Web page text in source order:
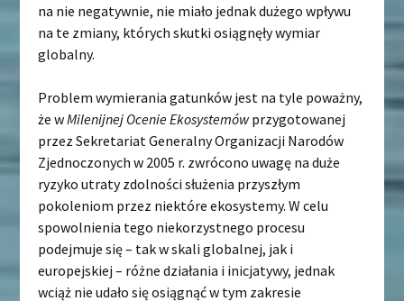
na nie negatywnie, nie miało jednak dużego wpływu
na te zmiany, których skutki osiągnęły wymiar
globalny.
Problem wymierania gatunków jest na tyle poważny,
że wMilenijnej Ocenie Ekosystemówprzygotowanej
przez Sekretariat Generalny Organizacji Narodów
Zjednoczonych w 2005 r. zwrócono uwagę na duże
ryzyko utraty zdolności służenia przyszłym
pokoleniom przez niektóre ekosystemy. W celu
spowolnienia tego niekorzystnego procesu
podejmuje się – tak w skali globalnej, jak i
europejskiej – różne działania i inicjatywy, jednak
wciąż nie udało się osiągnąć w tym zakresie